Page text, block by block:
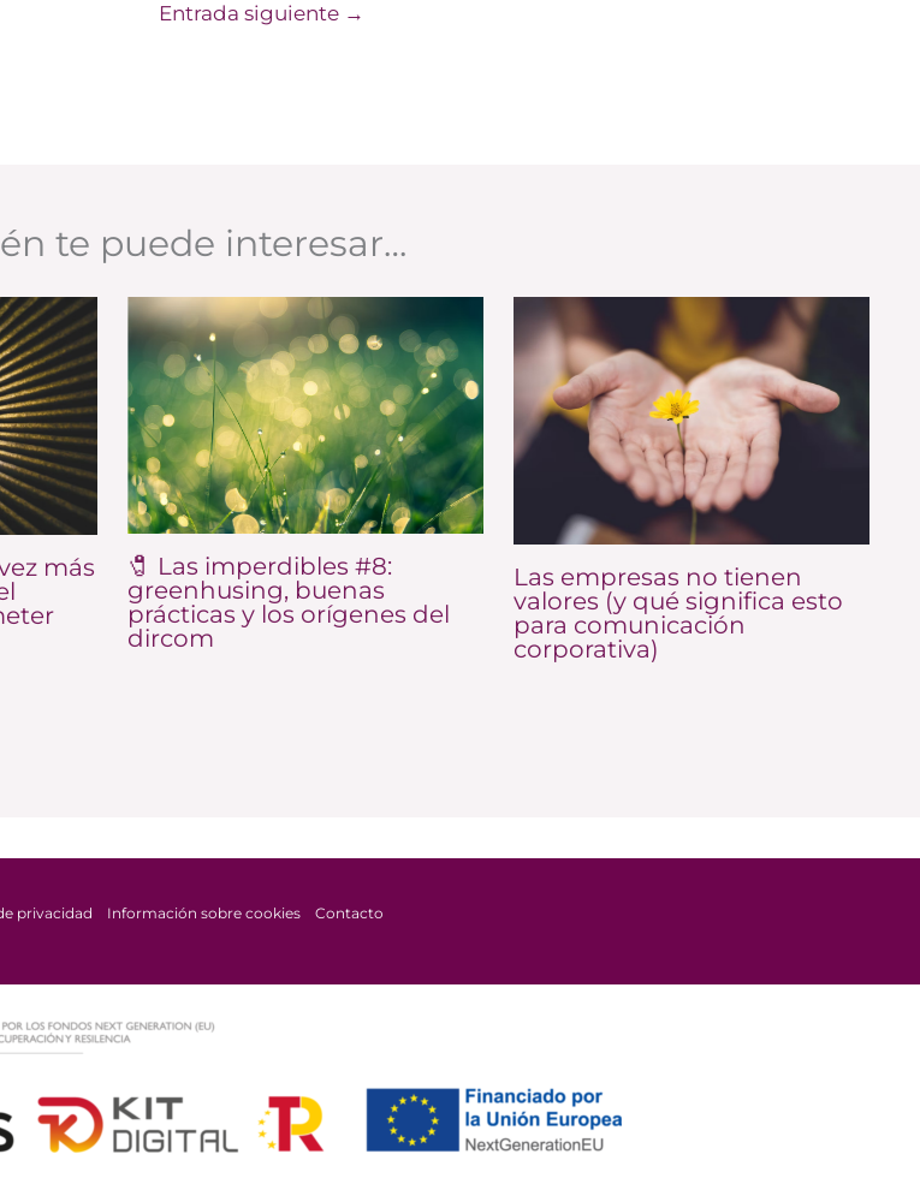
Entrada siguiente →
te puede interesar…
más
🧷 Las imperdibles #8:
greenhusing, buenas
prácticas y los orígenes del
dircom
Las empresas no tienen
valores (y qué significa esto
para comunicación
corporativa)
privacidad Información sobre cookies Contacto